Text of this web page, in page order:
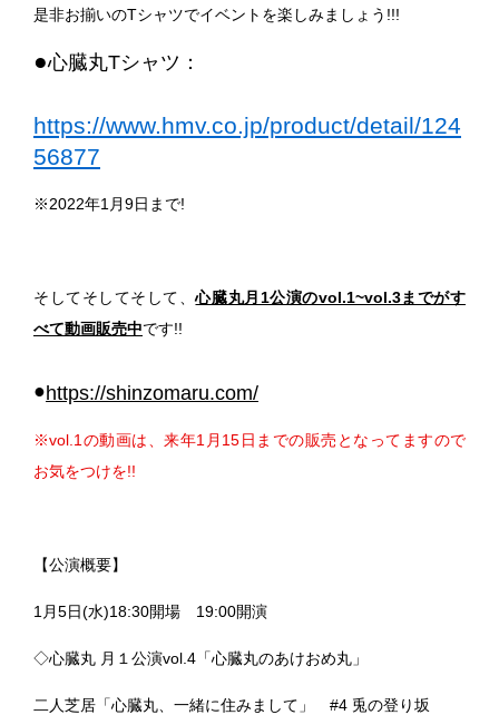
是非お揃いのTシャツでイベントを楽しみましょう!!!
●心臓丸Tシャツ：
https://www.hmv.co.jp/product/detail/124
56877
※2022年1月9日まで!
そしてそしてそして、心臓丸月1公演のvol.1~vol.3までがす
べて動画販売中です!!
●https://shinzomaru.com/
※vol.1の動画は、来年1月15日までの販売となってますので
お気をつけを!!
【公演概要】
1月5日(水)18:30開場　19:00開演
◇心臓丸 月１公演vol.4「心臓丸のあけおめ丸」
二人芝居「心臓丸、一緒に住みまして」　#4 兎の登り坂